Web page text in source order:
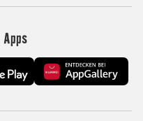
Apps